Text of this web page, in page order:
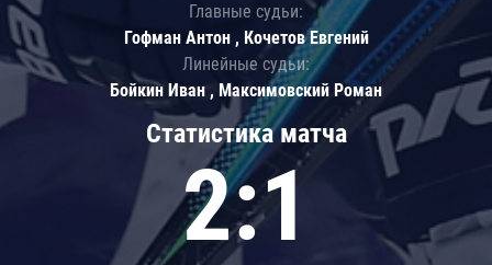
Статистика матча
2:1
Главные судьи:
Гофман Антон , Кочетов Евгений
Линейные судьи:
Бойкин Иван , Максимовский Роман